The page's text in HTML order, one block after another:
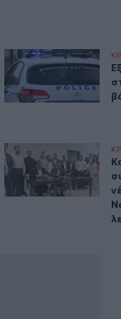
η πίστη συναντά
Χριστό - Εκεί
Εξιχνιάστηκαν δύο
Καστέλι: Υπογραφές